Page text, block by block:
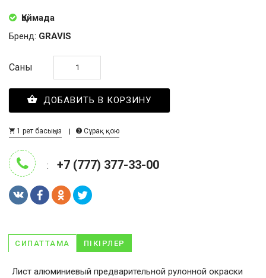
Қоймада
Бренд: GRAVIS
Саны
ДОБАВИТЬ В КОРЗИНУ
1 рет басыңыз Сұрақ қою
: +7 (777) 377-33-00
СИПАТТАМА ПІКІРЛЕР
Лист алюминиевый предварительной рулонной окраски